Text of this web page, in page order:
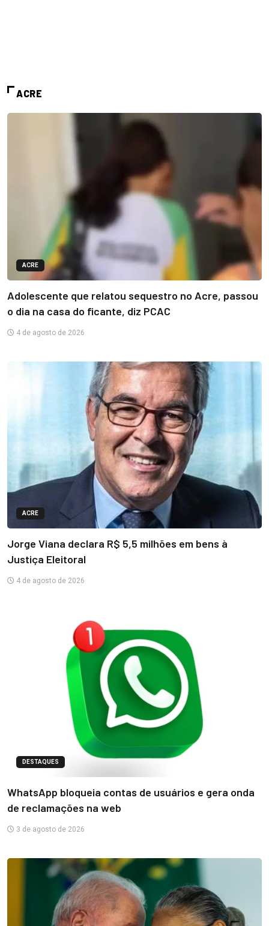
ACRE
ACRE
Adolescente que relatou sequestro no Acre, passou
o dia na casa do ficante, diz PCAC
4 de agosto de 2026
ACRE
Jorge Viana declara R$ 5,5 milhões em bens à
Justiça Eleitoral
4 de agosto de 2026
DESTAQUES
WhatsApp bloqueia contas de usuários e gera onda
de reclamações na web
3 de agosto de 2026